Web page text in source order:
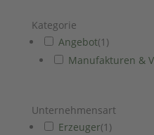
Kategorie
Angebot(1 )
Manufakturen &
Unternehmensart
Erzeuger(1 )